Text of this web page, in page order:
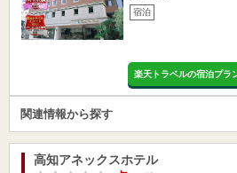
宿泊
楽天トラベルの宿泊プラ
関連情報から探す
高知アネックスホテル